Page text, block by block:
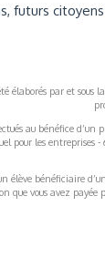
futurs
élaborés par et sous
au bénéfice
pour les entreprises
élève bénéficiaire
que vous avez